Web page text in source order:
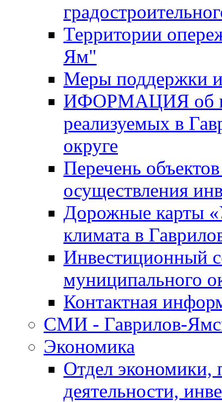
Территории
Ям"
Меры поддержки
ИФОРМАЦИЯ об
реализуемых в
округе
Перечень
осуществления
Дорожные карты
климата в
Инвестиционный
муниципального
Контактная
СМИ - Гаврилов-
Экономика
Отдел экономики,
деятельности,